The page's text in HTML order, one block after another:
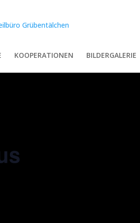
KOOPERATIONEN BILDERGALERIE